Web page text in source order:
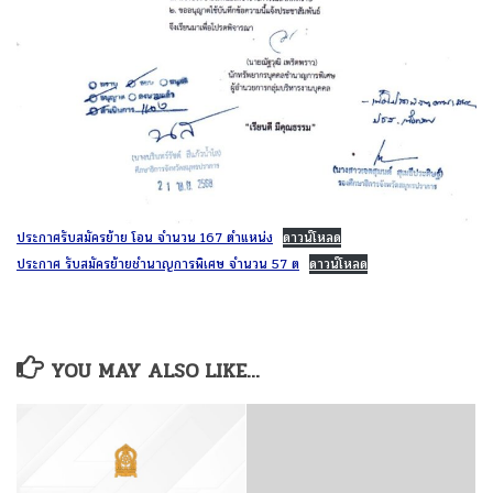
ประกาศรับสมัครย้าย โอน จำนวน 167 ตำแหน่ง ดาวน์โหลด
ประกาศ รับสมัครย้ายชำนาญการพิเศษ จำนวน 57 ต ดาวน์โหลด
YOU MAY ALSO LIKE...